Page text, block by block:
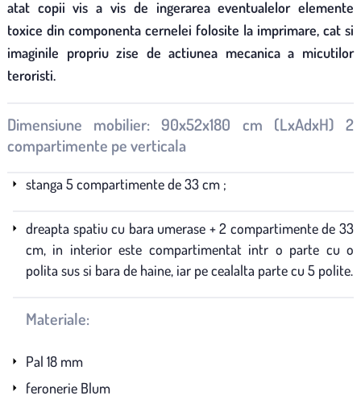
atat copii vis a vis de ingerarea eventualelor elemente
toxice din componenta cernelei folosite la imprimare, cat si
imaginile propriu zise de actiunea mecanica a micutilor
teroristi.
Dimensiune mobilier: 90x52x180 cm (LxAdxH) 2
compartimente pe verticala
stanga 5 compartimente de 33 cm ;
dreapta spatiu cu bara umerase + 2 compartimente de 33
cm, in interior este compartimentat intr o parte cu o
polita sus si bara de haine, iar pe cealalta parte cu 5 polite.
Materiale:
Pal 18 mm
feronerie Blum